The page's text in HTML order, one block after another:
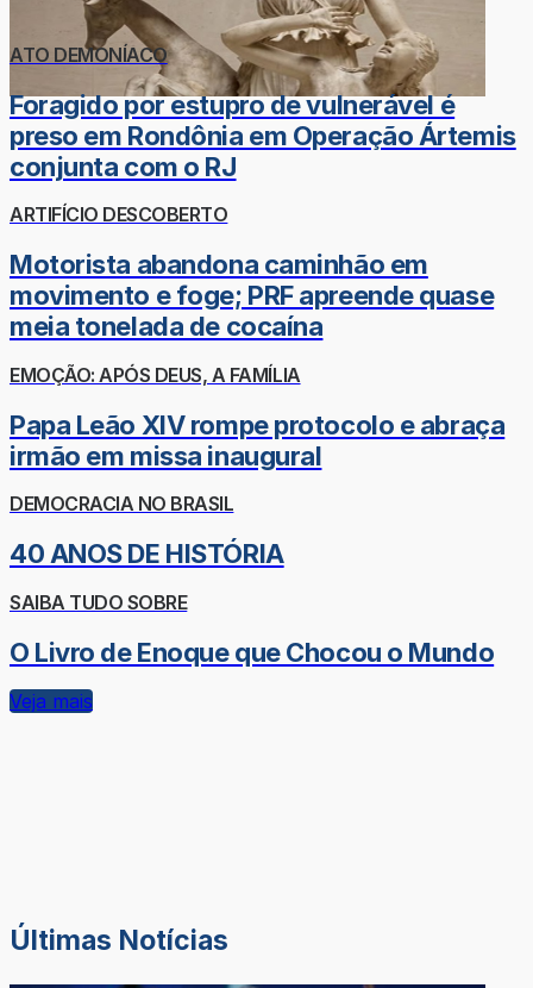
ATO DEMONÍACO
Foragido por estupro de vulnerável é
preso em Rondônia em Operação Ártemis
conjunta com o RJ
ARTIFÍCIO DESCOBERTO
Motorista abandona caminhão em
movimento e foge; PRF apreende quase
meia tonelada de cocaína
EMOÇÃO: APÓS DEUS, A FAMÍLIA
Papa Leão XIV rompe protocolo e abraça
irmão em missa inaugural
DEMOCRACIA NO BRASIL
40 ANOS DE HISTÓRIA
SAIBA TUDO SOBRE
O Livro de Enoque que Chocou o Mundo
Veja mais
Últimas Notícias